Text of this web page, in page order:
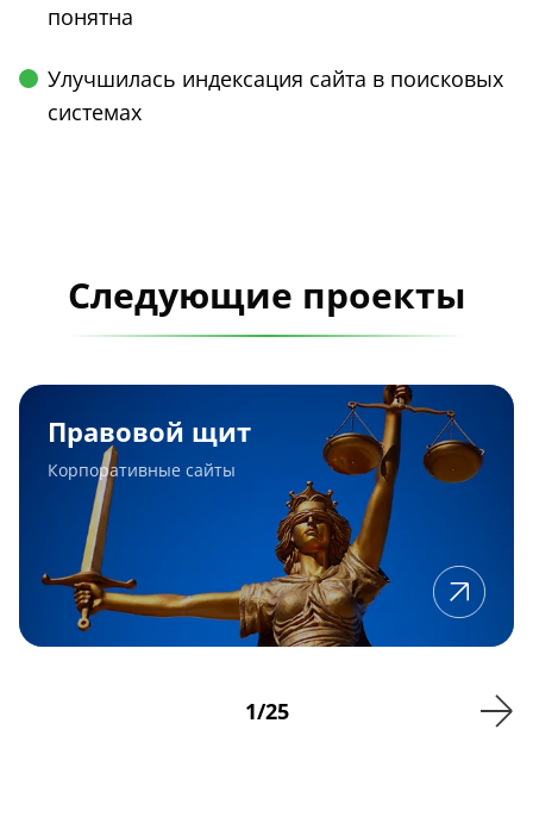
понятна
Улучшилась индексация сайта в поисковых
системах
Следующие проекты
Правовой
Правовой щит
Корпоративные сайты
1/25